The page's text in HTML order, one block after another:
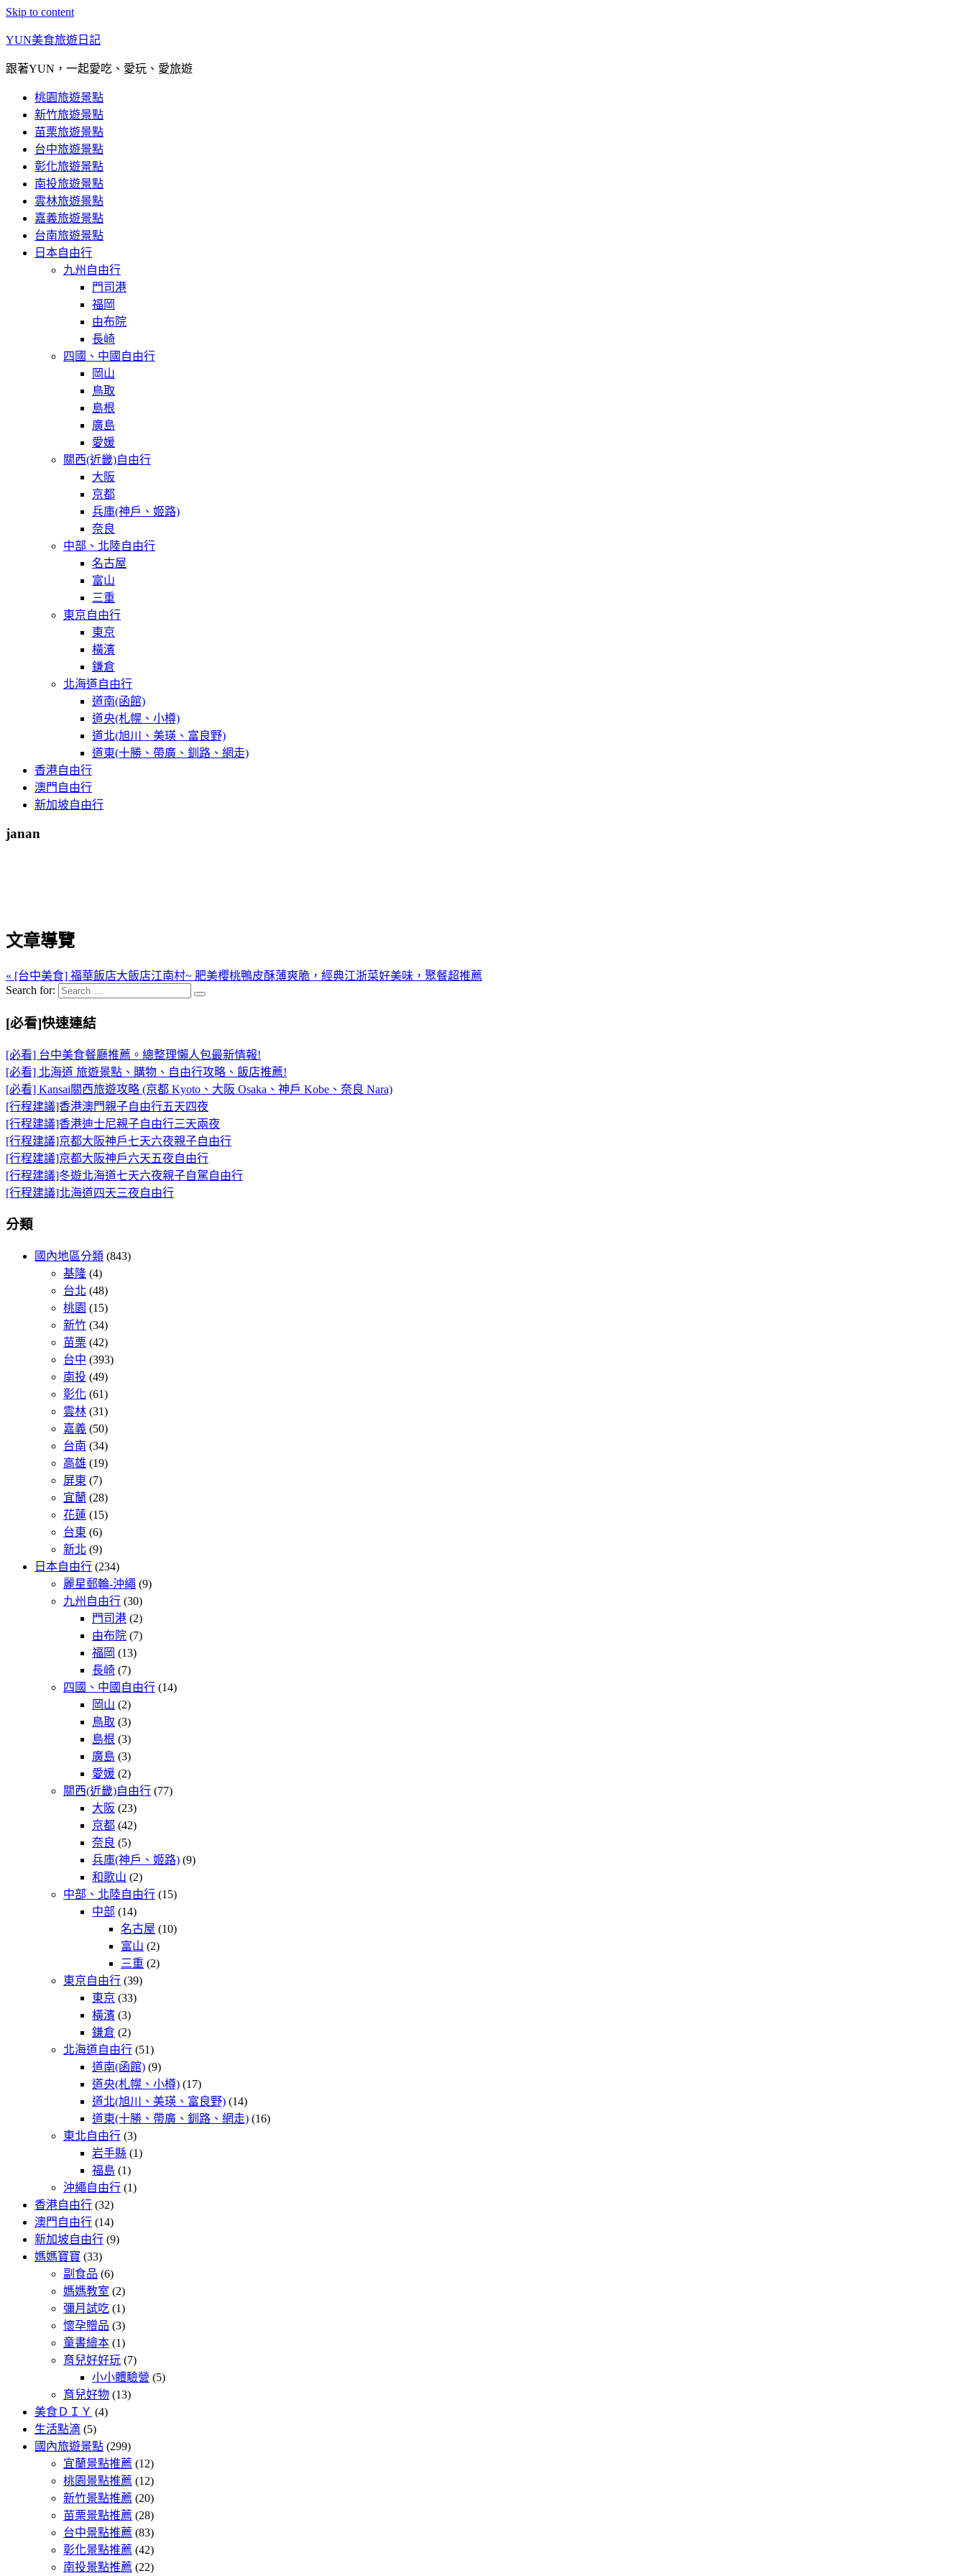
Skip to content
YUN美食旅遊日記
跟著YUN，一起愛吃、愛玩、愛旅遊
桃園旅遊景點
新竹旅遊景點
苗栗旅遊景點
台中旅遊景點
彰化旅遊景點
南投旅遊景點
雲林旅遊景點
嘉義旅遊景點
台南旅遊景點
日本自由行
九州自由行
門司港
福岡
由布院
長崎
四國、中國自由行
岡山
鳥取
島根
廣島
愛媛
關西(近畿)自由行
大阪
京都
兵庫(神戶、姬路)
奈良
中部、北陸自由行
名古屋
富山
三重
東京自由行
東京
橫濱
鎌倉
北海道自由行
道南(函館)
道央(札幌、小樽)
道北(旭川、美瑛、富良野)
道東(十勝、帶廣、釧路、網走)
香港自由行
澳門自由行
新加坡自由行
janan
文章導覽
« [台中美食] 福華飯店大飯店江南村~ 肥美櫻桃鴨皮酥薄爽脆，經典江浙菜好美味，聚餐超推薦
Search for:
[必看]快速連結
[必看] 台中美食餐廳推薦。總整理懶人包最新情報!
[必看] 北海道 旅遊景點、購物、自由行攻略、飯店推薦!
[必看] Kansai關西旅遊攻略 (京都 Kyoto、大阪 Osaka、神戶 Kobe、奈良 Nara)
[行程建議]香港澳門親子自由行五天四夜
[行程建議]香港迪士尼親子自由行三天兩夜
[行程建議]京都大阪神戶七天六夜親子自由行
[行程建議]京都大阪神戶六天五夜自由行
[行程建議]冬遊北海道七天六夜親子自駕自由行
[行程建議]北海道四天三夜自由行
分類
國內地區分類 (843)
基隆 (4)
台北 (48)
桃園 (15)
新竹 (34)
苗栗 (42)
台中 (393)
南投 (49)
彰化 (61)
雲林 (31)
嘉義 (50)
台南 (34)
高雄 (19)
屏東 (7)
宜蘭 (28)
花蓮 (15)
台東 (6)
新北 (9)
日本自由行 (234)
麗星郵輪-沖繩 (9)
九州自由行 (30)
門司港 (2)
由布院 (7)
福岡 (13)
長崎 (7)
四國、中國自由行 (14)
岡山 (2)
鳥取 (3)
島根 (3)
廣島 (3)
愛媛 (2)
關西(近畿)自由行 (77)
大阪 (23)
京都 (42)
奈良 (5)
兵庫(神戶、姬路) (9)
和歌山 (2)
中部、北陸自由行 (15)
中部 (14)
名古屋 (10)
富山 (2)
三重 (2)
東京自由行 (39)
東京 (33)
橫濱 (3)
鎌倉 (2)
北海道自由行 (51)
道南(函館) (9)
道央(札幌、小樽) (17)
道北(旭川、美瑛、富良野) (14)
道東(十勝、帶廣、釧路、網走) (16)
東北自由行 (3)
岩手縣 (1)
福島 (1)
沖繩自由行 (1)
香港自由行 (32)
澳門自由行 (14)
新加坡自由行 (9)
媽媽寶寶 (33)
副食品 (6)
媽媽教室 (2)
彌月試吃 (1)
懷孕贈品 (3)
童書繪本 (1)
育兒好好玩 (7)
小小體驗營 (5)
育兒好物 (13)
美食ＤＩＹ (4)
生活點滴 (5)
國內旅遊景點 (299)
宜蘭景點推薦 (12)
桃園景點推薦 (12)
新竹景點推薦 (20)
苗栗景點推薦 (28)
台中景點推薦 (83)
彰化景點推薦 (42)
南投景點推薦 (22)